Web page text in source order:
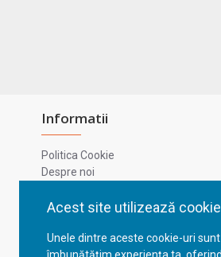
Acest site utilizează
Unele dintre aceste cookie-uri
Informatii
Politica Cookie
Despre noi
Confidentialitate
GDPR - Datele tale